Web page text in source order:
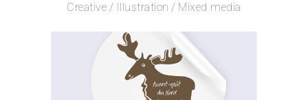
Creative Illustration Mixed media